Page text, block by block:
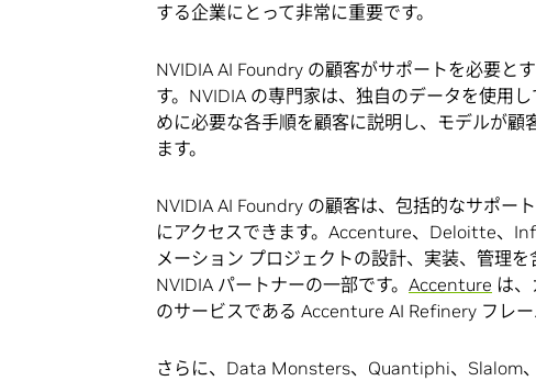
する企業にとって非常に重要です。
NVIDIA AI Foundry の顧客がサポートを必要と
す。NVIDIA の専門家は、独自のデータを使用
めに必要な各手順を顧客に説明し、モデルが
ます。
NVIDIA AI Foundry の顧客は、包括的なサポー
にアクセスできます。Accenture、Deloitte、
メーション プロジェクトの設計、実装、管理
NVIDIA パートナーの一部です。 Accenture は
のサービスである Accenture AI Refinery フレー
さらに、Data Monsters、Quantiphi、Slalom